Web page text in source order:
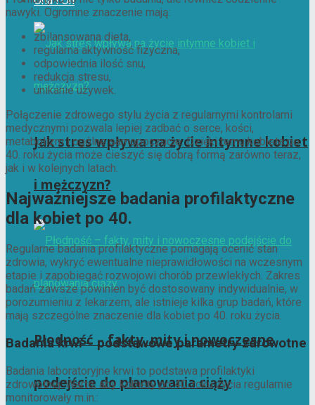
Jak stres wpływa na życie intymne kobiet
i mężczyzn?
Płodność – fakty, mity i nowoczesne
podejście do planowania ciąży
nawyki. Ogromne znaczenie mają:
zbilansowana dieta,
regularna aktywność fizyczna,
odpowiednia ilość snu,
redukcja stresu,
unikanie używek.
Połączenie zdrowego stylu życia z regularnymi kontrolami
medycznymi pozwala lepiej zadbać o serce, kości,
metabolizm i ogólne samopoczucie. Dzięki temu kobieta po
40. roku życia może cieszyć się dobrą formą zarówno teraz,
jak i w kolejnych latach.
Najważniejsze badania profilaktyczne
dla kobiet po 40.
Regularne badania profilaktyczne pomagają ocenić stan
zdrowia, wykryć ewentualne nieprawidłowości na wczesnym
etapie i zapobiegać rozwojowi chorób przewlekłych. Zakres
badań zawsze powinien być dostosowany indywidualnie, w
porozumieniu z lekarzem, ale istnieje kilka grup badań, które
mają szczególne znaczenie dla kobiet po 40. roku życia.
Badania krwi – podstawowe parametry zdrowotne
Badania laboratoryjne krwi to podstawa profilaktyki
zdrowotnej. Warto, aby kobiety po 40. roku życia regularnie
monitorowały m.in.: